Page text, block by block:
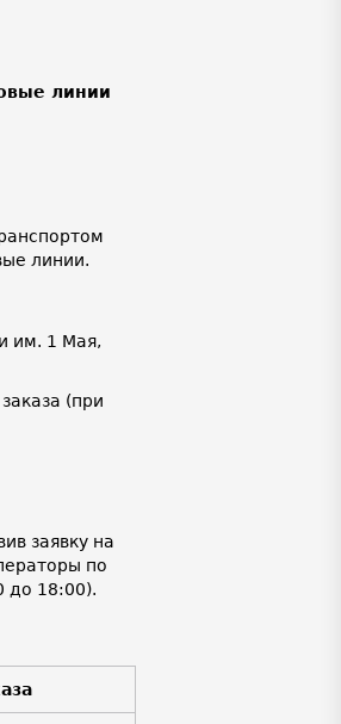
линии
линии.
им. 1 Мая,
(при
заявку на
по
до 18:00).